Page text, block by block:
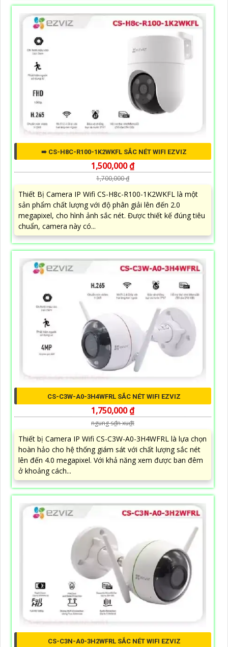
➠ CS-H8C-R100-1K2WKFL SẮC NÉT WIFI EZVIZ
1,500,000 ₫
1,700,000 ₫
Thiết Bị Camera IP Wifi CS-H8c-R100-1K2WKFL là một
sản phẩm chất lượng với độ phân giải lên đến 2.0
megapixel, cho hình ảnh sắc nét. Được thiết kế đúng tiêu
chuẩn, camera này có...
CS-C3W-A0-3H4WFRL SẮC NÉT WIFI EZVIZ
1,750,000 ₫
ngung s₫n xu₫t
Thiết bị Camera IP Wifi CS-C3W-A0-3H4WFRL là lựa chọn
hoàn hảo cho hệ thống giám sát với chất lượng sắc nét
lên đến 4.0 megapixel. Với khả năng xem được ban đêm
ở khoảng cách...
CS-C3N-A0-3H2WFRL SẮC NÉT WIFI EZVIZ